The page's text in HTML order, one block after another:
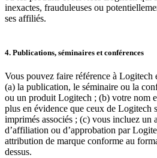
inexactes, frauduleuses ou
ses affiliés.
4. Publications, séminaires et conférences
Vous pouvez faire référence à
(a) la publication, le séminaire ou la
ou un produit Logitech ; (b) votre nom
plus en évidence que ceux de Logitech
imprimés associés ; (c) vous incluez un
d’affiliation ou d’approbation par
attribution de marque conforme au
dessus.